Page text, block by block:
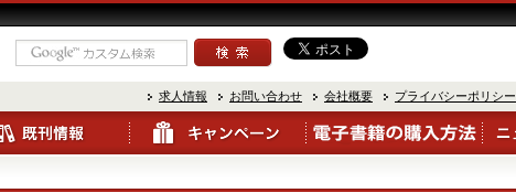
求人情報 お問い合わせ 会社概要 プライバシーポリシー